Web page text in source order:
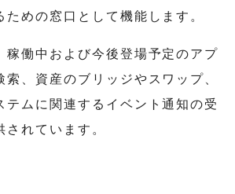
めの窓口として機能します。
稼働中および今後登場予定のアプ
索、資産のブリッジやスワップ、
テムに関連するイベント通知の受
れています。